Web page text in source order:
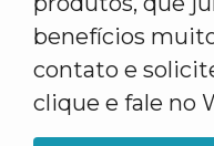
benefícios
contato e
clique e fale no